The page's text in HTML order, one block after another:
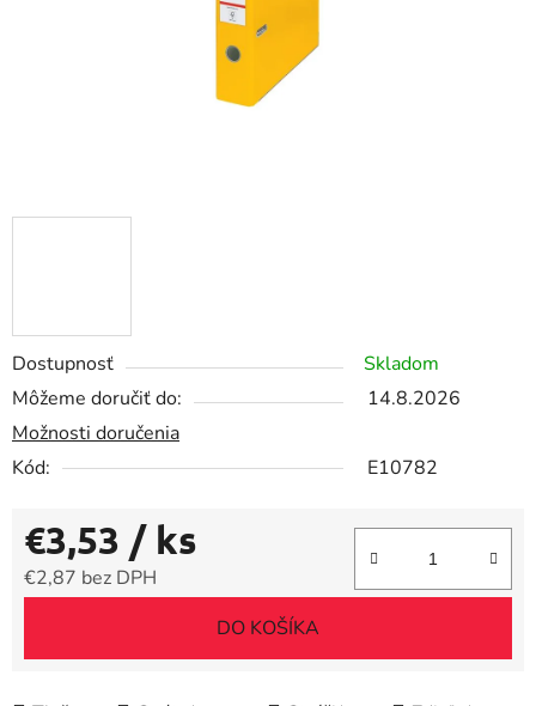
Dostupnosť
Skladom
Môžeme doručiť do:
14.8.2026
Možnosti doručenia
Kód:
E10782
€3,53 / ks
€2,87 bez DPH
DO KOŠÍKA